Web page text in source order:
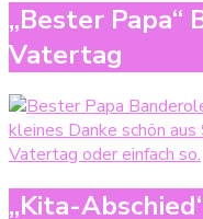
„Bester Papa“
Vatertag
„Kita-